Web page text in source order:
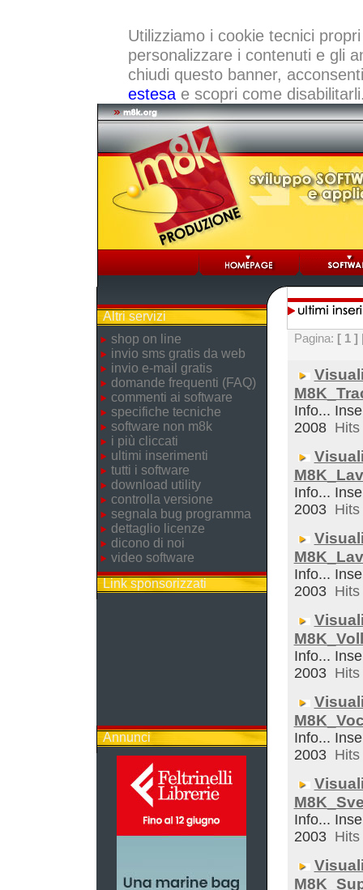
Utilizziamo i cookie tecnici
personalizzare i contenuti e gli
chiudi questo banner,
estesae scopri come
Altri servizi
shop on line
invio sms gratis da web
invio e-mail gratis
domande frequenti (FAQ)
commenti ai software
specifiche tecniche
software non m8k
i più cliccati
ultimi inserimenti
tutti i software
download utility
controlla versione
segnala bug programma
dettaglio licenze
dicono di noi
video software
Link sponsorizzati
Annunci
Pagina: [ 1 ]
Info...
2008
Info...
2003
Info...
2003
Info...
2003
Info...
2003
Info...
2003